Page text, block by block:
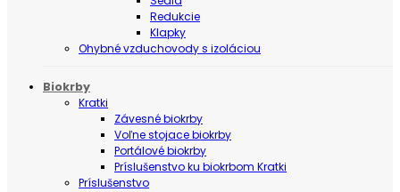
Redukcie
Klapky
Ohybné vzduchovody s izoláciou
Biokrby
Kratki
Závesné biokrby
Voľne stojace biokrby
Portálové biokrby
Príslušenstvo ku biokrbom Kratki
Príslušenstvo